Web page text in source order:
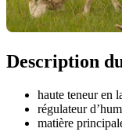
Description
haute teneur en
régulateur
matière